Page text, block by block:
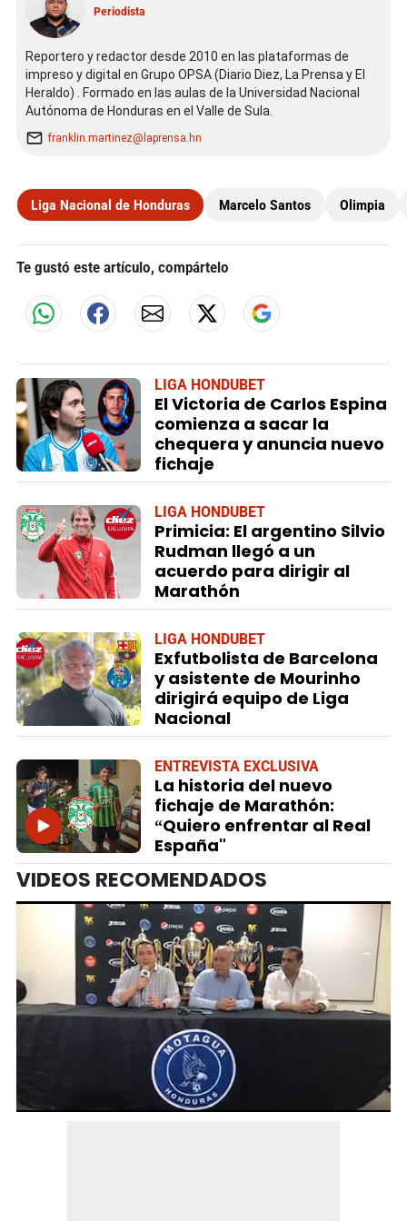
Periodista
Reportero y redactor desde 2010 en las plataformas de
impreso y digital en Grupo OPSA (Diario Diez, La Prensa y El
Heraldo) . Formado en las aulas de la Universidad Nacional
Autónoma de Honduras en el Valle de Sula.
franklin.martinez@laprensa.hn
Liga Nacional de Honduras Marcelo Santos Olimpia
Te gustó este artículo, compártelo
LIGA HONDUBET
El Victoria de Carlos Espina
comienza a sacar la
chequera y anuncia nuevo
fichaje
LIGA HONDUBET
Primicia: El argentino Silvio
Rudman llegó a un
acuerdo para dirigir al
Marathón
LIGA HONDUBET
Exfutbolista de Barcelona
y asistente de Mourinho
dirigirá equipo de Liga
Nacional
ENTREVISTA EXCLUSIVA
La historia del nuevo
fichaje de Marathón:
“Quiero enfrentar al Real
España"
VIDEOS RECOMENDADOS